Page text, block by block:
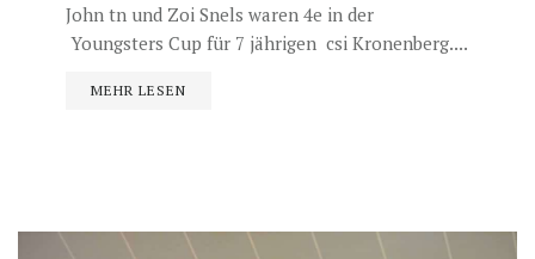
John tn und Zoi Snels waren 4e in der
Youngsters Cup für 7 jährigen csi Kronenberg....
MEHR LESEN